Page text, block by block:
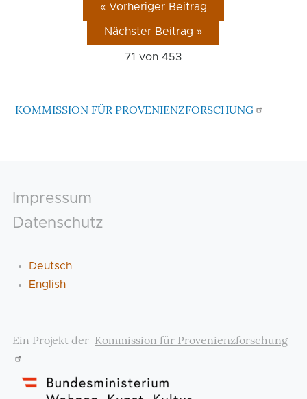
« Vorheriger Beitrag
Nächster Beitrag »
71 von453
KOMMISSION FÜR PROVENIENZFORSCHUNG
Footer
Impressum
Datenschutz
Deutsch
English
Ein Projekt der Kommission für Provenienzforschung